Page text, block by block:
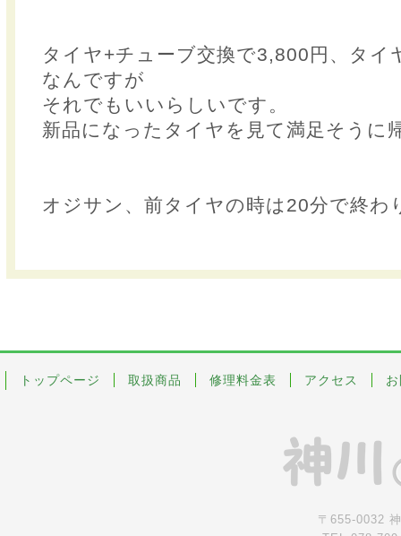
タイヤ+チューブ交換で3,800円、タイ
なんですが
それでもいいらしいです。
新品になったタイヤを見て満足そうに
オジサン、前タイヤの時は20分で終わ
トップページ 取扱商品 修理料金表 アクセス
〒655-0032